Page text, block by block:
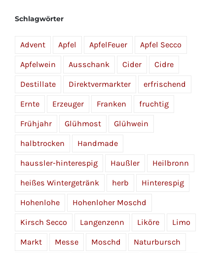
Schlagwörter
Advent Apfel ApfelFeuer Apfel Secco
Apfelwein Ausschank Cider Cidre
Destillate Direktvermarkter erfrischend
Ernte Erzeuger Franken fruchtig
Frühjahr Glühmost Glühwein
halbtrocken Handmade
haussler-hinterespig Haußler Heilbronn
heißes Wintergetränk herb Hinterespig
Hohenlohe Hohenloher Moschd
Kirsch Secco Langenzenn Liköre Limo
Markt Messe Moschd Naturbursch